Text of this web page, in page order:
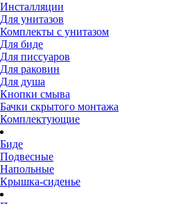
Инсталляции
Для унитазов
Комплекты с унитазом
Для биде
Для писсуаров
Для раковин
Для душа
Кнопки смыва
Бачки скрытого монтажа
Комплектующие
Биде
Подвесные
Напольные
Крышка-сиденье